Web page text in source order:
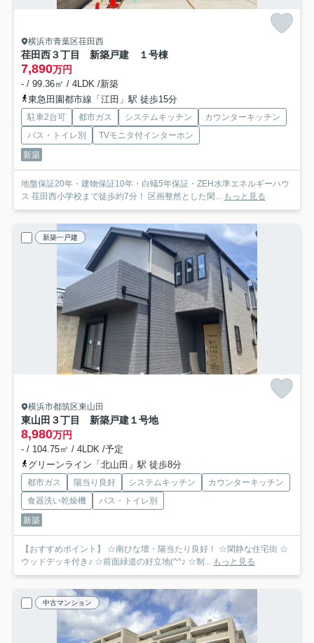
横浜市青葉区荏田西
荏田西３丁目 新築戸建 １号棟
7,890万円
- / 99.36㎡ / 4LDK /新築
東急田園都市線「江田」駅 徒歩15分
駐車2台可 都市ガス システムキッチン
カウンターキッチン
バス・トイレ別
TVモニタ付インターホン
新築
地盤保証20年・建物保証10年・白蟻5年保証・ZEH水準エネルギーハウ
ス 荏田西小学校まで徒歩約7分！ 区画整然とした閑... もっと見る
新築一戸建
横浜市都筑区東山田
東山田３丁目 新築戸建１号地
8,980万円
- / 104.75㎡ / 4LDK /予定
グリーンライン「北山田」駅 徒歩8分
都市ガス 陽当り良好 システムキッチン
カウンターキッチン
食器洗い乾燥機
バス・トイレ別
新築
【おすすめポイント】 ☆南ひな壇・陽当たり良好！ ☆閑静な住宅街 ☆
ウッドデッキ付き♪ ☆前面緑道の好立地(^^♪ ☆制... もっと見る
中古マンション